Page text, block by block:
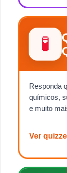
🧪
Responda
químicos,
e muito
Ver